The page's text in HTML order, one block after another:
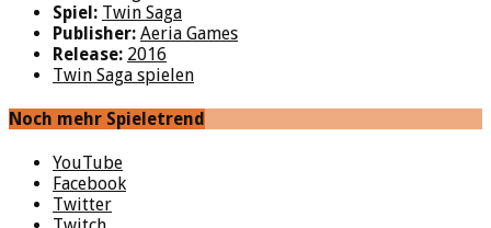
Spiel: Twin Saga
Publisher: Aeria Games
Release: 2016
Twin Saga spielen
Noch mehr Spieletrend
YouTube
Facebook
Twitter